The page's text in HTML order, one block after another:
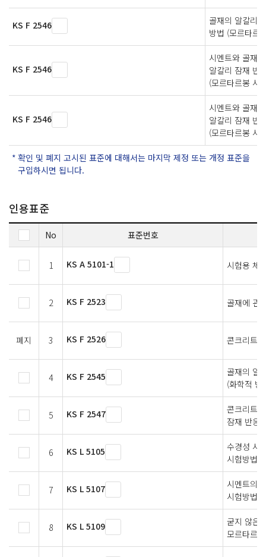
KS F 2546
골재의 알칼리
방법 (모르타르
KS F 2546
시멘트와 골재
알칼리 잠재 반
(모르타르봉 시
KS F 2546
시멘트와 골재
알칼리 잠재 반
(모르타르봉 시
확인 및 폐지 고시된 표준에 대해서는 마지막 제정 또는 개정 표준을
구입하시면 됩니다.
인용표준
No 표준번호
1 KS A 5101-1 시험용 체
2 KS F 2523 골재에 관
폐지 3 KS F 2526 콘크리트
4 KS F 2545
골재의 알
(화학적 방
5 KS F 2547
콘크리트
잠재 반응
6 KS L 5105
수경성 시
시험방법
7 KS L 5107
시멘트의
시험방법
8 KS L 5109
굳지 않은
모르타르